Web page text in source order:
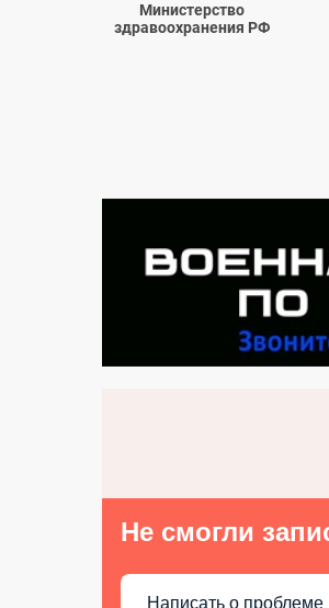
Министерство
здравоохранения РФ
Не смогли
Написать о проблеме